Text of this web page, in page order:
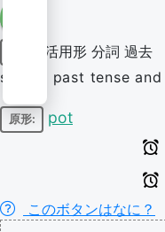
活用形 分詞 過去
simple past tense
原形: pot
このボタンはなに？